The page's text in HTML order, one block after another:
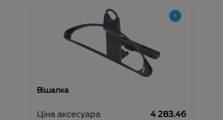
Вішалка
Ціна аксесуара 4 283.46